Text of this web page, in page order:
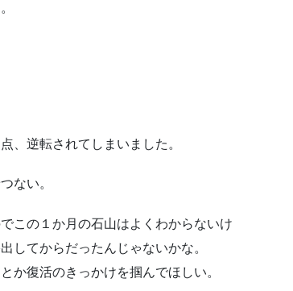
、逆転されてしまいました。
ない。
この１か月の石山はよくわからないけ
してからだったんじゃないかな。
か復活のきっかけを掴んでほしい。